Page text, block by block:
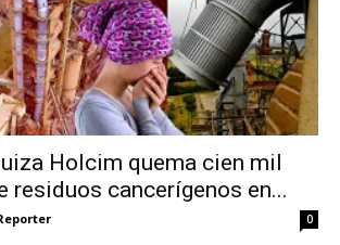
Holcim quema cien mil
residuos cancerígenos en...
0